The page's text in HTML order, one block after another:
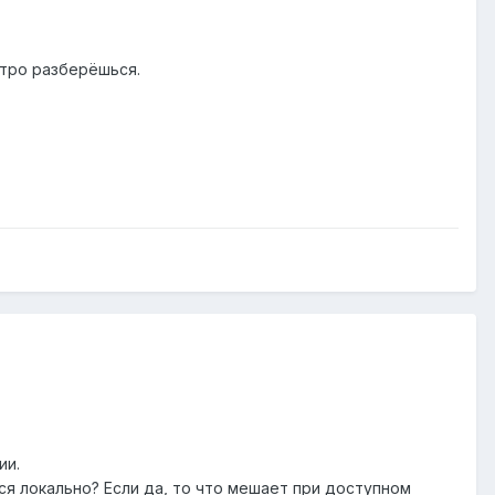
разберёшься.
локально? Если да, то что мешает при доступном